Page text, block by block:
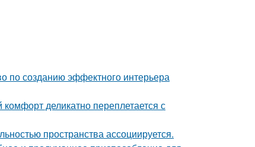
по созданию эффектного интерьера
деликатно переплетается с
пространства ассоциируется.